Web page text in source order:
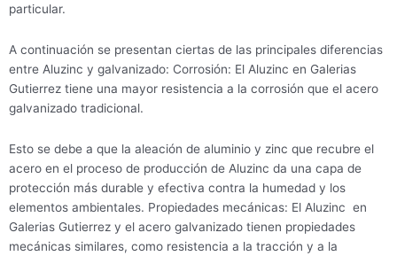
particular.
A continuación se presentan ciertas de las principales diferencias
entre Aluzinc y galvanizado: Corrosión: El Aluzinc en Galerias
Gutierrez tiene una mayor resistencia a la corrosión que el acero
galvanizado tradicional.
Esto se debe a que la aleación de aluminio y zinc que recubre el
acero en el proceso de producción de Aluzinc da una capa de
protección más durable y efectiva contra la humedad y los
elementos ambientales. Propiedades mecánicas: El Aluzinc en
Galerias Gutierrez y el acero galvanizado tienen propiedades
mecánicas similares, como resistencia a la tracción y a la